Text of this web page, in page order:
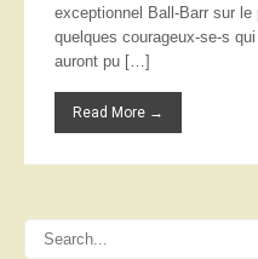
exceptionnel Ball-Barr sur
quelques courageux-se-s
auront pu […]
Read More →